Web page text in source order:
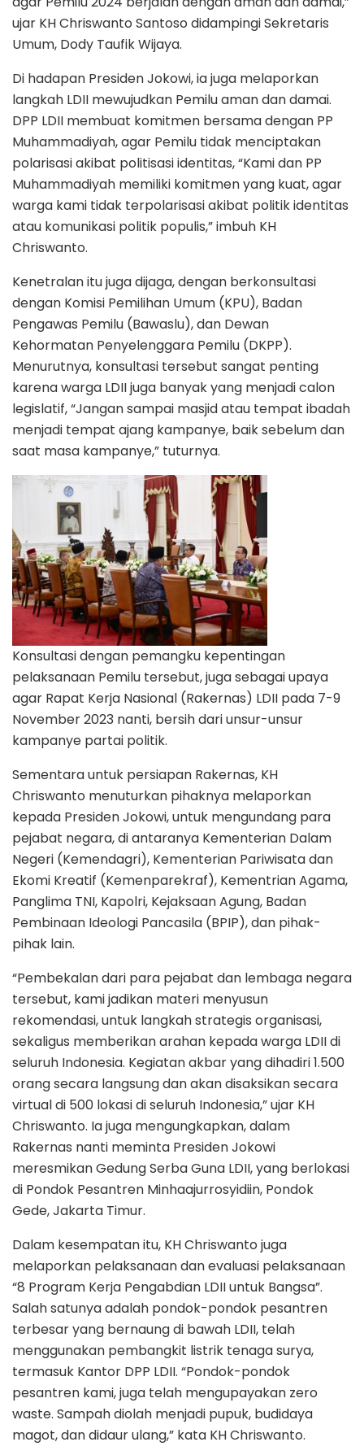
ujar KH Chriswanto Santoso didampingi Sekretaris
Umum, Dody Taufik Wijaya.
Di hadapan Presiden Jokowi, ia juga melaporkan
langkah LDII mewujudkan Pemilu aman dan damai.
DPP LDII membuat komitmen bersama dengan PP
Muhammadiyah, agar Pemilu tidak menciptakan
polarisasi akibat politisasi identitas, “Kami dan PP
Muhammadiyah memiliki komitmen yang kuat, agar
warga kami tidak terpolarisasi akibat politik identitas
atau komunikasi politik populis,” imbuh KH
Chriswanto.
Kenetralan itu juga dijaga, dengan berkonsultasi
dengan Komisi Pemilihan Umum (KPU), Badan
Pengawas Pemilu (Bawaslu), dan Dewan
Kehormatan Penyelenggara Pemilu (DKPP).
Menurutnya, konsultasi tersebut sangat penting
karena warga LDII juga banyak yang menjadi calon
legislatif, “Jangan sampai masjid atau tempat ibadah
menjadi tempat ajang kampanye, baik sebelum dan
saat masa kampanye,” tuturnya.
Konsultasi dengan pemangku kepentingan
pelaksanaan Pemilu tersebut, juga sebagai upaya
agar Rapat Kerja Nasional (Rakernas) LDII pada 7-9
November 2023 nanti, bersih dari unsur-unsur
kampanye partai politik.
Sementara untuk persiapan Rakernas, KH
Chriswanto menuturkan pihaknya melaporkan
kepada Presiden Jokowi, untuk mengundang para
pejabat negara, di antaranya Kementerian Dalam
Negeri (Kemendagri), Kementerian Pariwisata dan
Ekomi Kreatif (Kemenparekraf), Kementrian Agama,
Panglima TNI, Kapolri, Kejaksaan Agung, Badan
Pembinaan Ideologi Pancasila (BPIP), dan pihak-
pihak lain.
“Pembekalan dari para pejabat dan lembaga negara
tersebut, kami jadikan materi menyusun
rekomendasi, untuk langkah strategis organisasi,
sekaligus memberikan arahan kepada warga LDII di
seluruh Indonesia. Kegiatan akbar yang dihadiri 1.500
orang secara langsung dan akan disaksikan secara
virtual di 500 lokasi di seluruh Indonesia,” ujar KH
Chriswanto. Ia juga mengungkapkan, dalam
Rakernas nanti meminta Presiden Jokowi
meresmikan Gedung Serba Guna LDII, yang berlokasi
di Pondok Pesantren Minhaajurrosyidiin, Pondok
Gede, Jakarta Timur.
Dalam kesempatan itu, KH Chriswanto juga
melaporkan pelaksanaan dan evaluasi pelaksanaan
“8 Program Kerja Pengabdian LDII untuk Bangsa”.
Salah satunya adalah pondok-pondok pesantren
terbesar yang bernaung di bawah LDII, telah
menggunakan pembangkit listrik tenaga surya,
termasuk Kantor DPP LDII. “Pondok-pondok
pesantren kami, juga telah mengupayakan zero
waste. Sampah diolah menjadi pupuk, budidaya
magot, dan didaur ulang,” kata KH Chriswanto.